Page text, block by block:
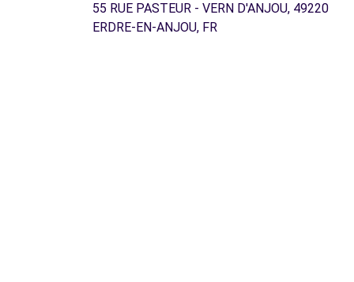
55 RUE PASTEUR - VERN D'ANJOU, 49220
ERDRE-EN-ANJOU, FR